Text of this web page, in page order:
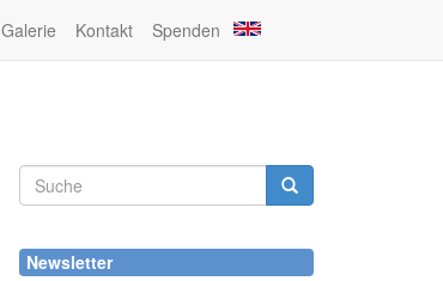
Galerie Kontakt Spenden
Suchformular
Newsletter